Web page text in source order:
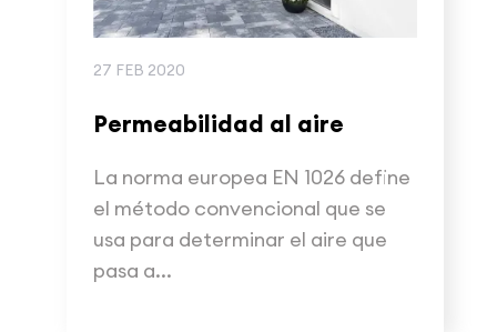
27 FEB 2020
Permeabilidad al aire
La norma europea EN 1026 define
el método convencional que se
usa para determinar el aire que
pasa a...